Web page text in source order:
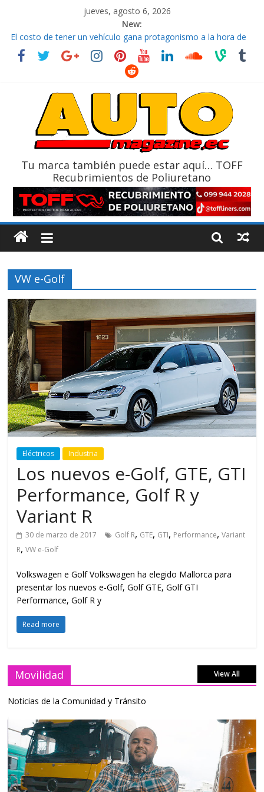
jueves, agosto 6, 2026
New:
El costo de tener un vehículo gana protagonismo a la hora de
decidir
Ultima película ‘Spider‑Man: Brand New Day’ pone en escena a
La Vuelta al Ecuador 2026, edición 47ª, recorre 7 provincias en 8
La FEDAK recibe 12 Sinotruk Bolden para cubrir las rutas de La
Tu marca también puede estar aquí… TOFF
Recubrimientos de Poliuretano
VW e-Golf
Eléctricos Industria
Los nuevos e-Golf, GTE, GTI
Performance, Golf R y
Variant R
30 de marzo de 2017 Golf R, GTE, GTI, Performance,Variant
R,VW e-Golf
Volkswagen e Golf Volkswagen ha elegido Mallorca para
presentar los nuevos e-Golf, Golf GTE, Golf GTI
Performance, Golf R y
Read more
Movilidad View All
Noticias de la Comunidad y Tránsito